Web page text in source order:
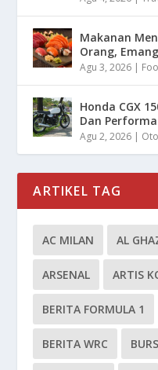
Makanan
Orang,
Agu 3, 2026 |
Honda CGX
Dan
Agu 2, 2026 |
ARTIKEL TAG
AC MILAN AL
ARSENAL ARTIS
BERITA FORMULA 1
BERITA WRC